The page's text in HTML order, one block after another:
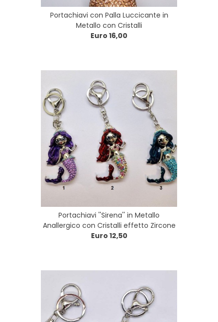
Portachiavi con Palla Luccicante in
Metallo con Cristalli
Euro 16,00
Portachiavi ''Sirena'' in Metallo
Anallergico con Cristalli effetto Zircone
Euro 12,50